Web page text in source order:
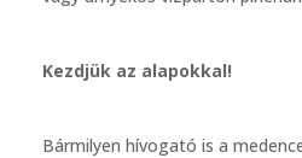
Kezdjük az alapokkal!
Bármilyen hívogató is a